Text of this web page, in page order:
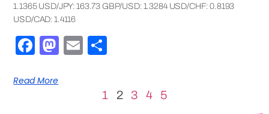
1.1365 USD/JPY: 163.73 GBP/USD: 1.3284 USD/CHF: 0.8193
USD/CAD: 1.4116
Facebook
Mastodon
Email
Read More
1 2 3 4 5